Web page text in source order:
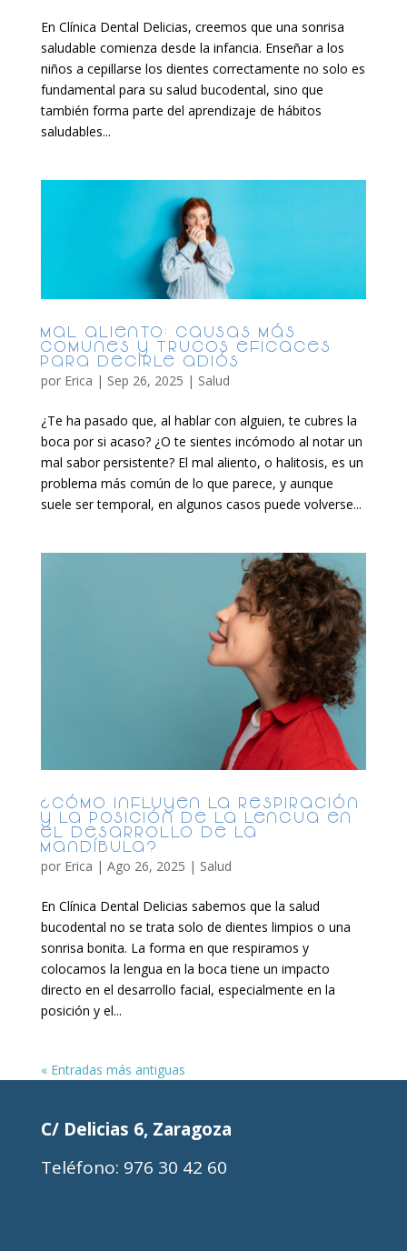
En Clínica Dental Delicias, creemos que una sonrisa
saludable comienza desde la infancia. Enseñar a los
niños a cepillarse los dientes correctamente no solo es
fundamental para su salud bucodental, sino que
también forma parte del aprendizaje de hábitos
saludables...
Mal aliento: causas más
comunes y trucos eficaces
para decirle adiós
por Erica | Sep 26, 2025 | Salud
¿Te ha pasado que, al hablar con alguien, te cubres la
boca por si acaso? ¿O te sientes incómodo al notar un
mal sabor persistente? El mal aliento, o halitosis, es un
problema más común de lo que parece, y aunque
suele ser temporal, en algunos casos puede volverse...
¿Cómo influyen la respiración
y la posición de la lengua en
el desarrollo de la
mandíbula?
por Erica | Ago 26, 2025 | Salud
En Clínica Dental Delicias sabemos que la salud
bucodental no se trata solo de dientes limpios o una
sonrisa bonita. La forma en que respiramos y
colocamos la lengua en la boca tiene un impacto
directo en el desarrollo facial, especialmente en la
posición y el...
« Entradas más antiguas
C/ Delicias 6, Zaragoza
Teléfono: 976 30 42 60